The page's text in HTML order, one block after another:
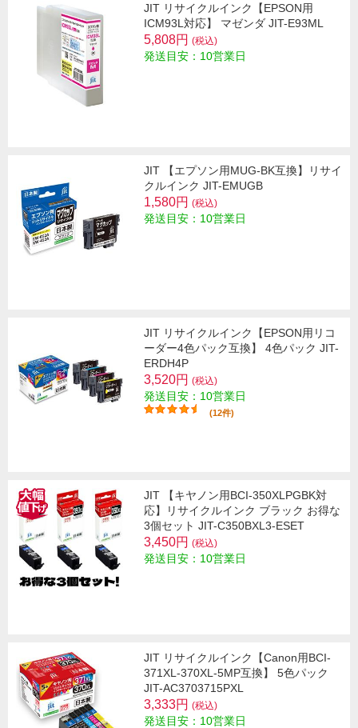
JIT リサイクルインク【EPSON用
ICM93L対応】 マゼンダ JIT-E93ML
5,808円 (税込)
発送目安：10営業日
JIT 【エプソン用MUG-BK互換】リサイ
クルインク JIT-EMUGB
1,580円 (税込)
発送目安：10営業日
JIT リサイクルインク【EPSON用リコ
ーダー4色パック互換】 4色パック JIT-
ERDH4P
3,520円 (税込)
発送目安：10営業日
(12件)
JIT 【キヤノン用BCI-350XLPGBK対
応】リサイクルインク ブラック お得な
3個セット JIT-C350BXL3-ESET
3,450円 (税込)
発送目安：10営業日
JIT リサイクルインク【Canon用BCI-
371XL-370XL-5MP互換】 5色パック
JIT-AC3703715PXL
3,333円 (税込)
発送目安：10営業日